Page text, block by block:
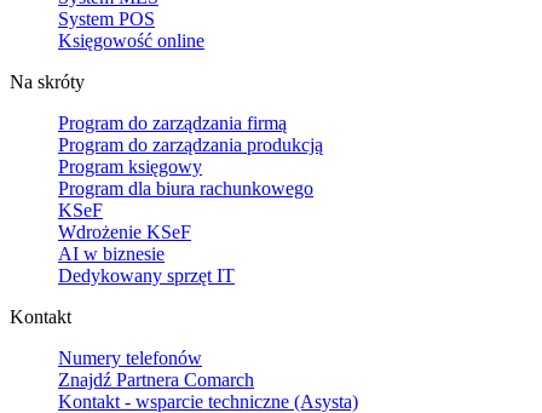
System POS
Księgowość online
Na skróty
Program do zarządzania firmą
Program do zarządzania produkcją
Program księgowy
Program dla biura rachunkowego
KSeF
Wdrożenie KSeF
AI w biznesie
Dedykowany sprzęt IT
Kontakt
Numery telefonów
Znajdź Partnera Comarch
Kontakt - wsparcie techniczne (Asysta)